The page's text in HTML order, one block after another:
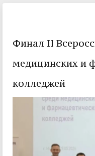
Финал II
медицинских и
колледжей